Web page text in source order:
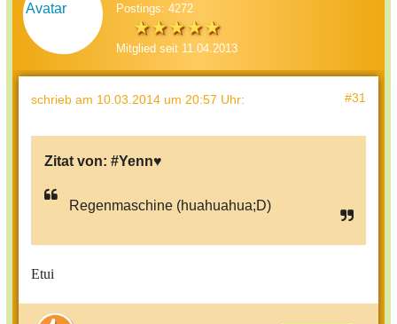
Postings: 4272
Mitglied seit 11.04.2013
schrieb am 10.03.2014 um 20:57 Uhr: #31
Zitat von: #Yenn♥
Regenmaschine (huahuahua;D)
Etui